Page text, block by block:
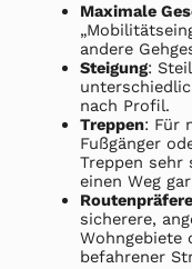
Maximale
andere
Steigung:
nach Profil.
Treppen: Für
Fußgänger
Treppen
einen Weg
sicherere,
Wohngebiete
befahrener